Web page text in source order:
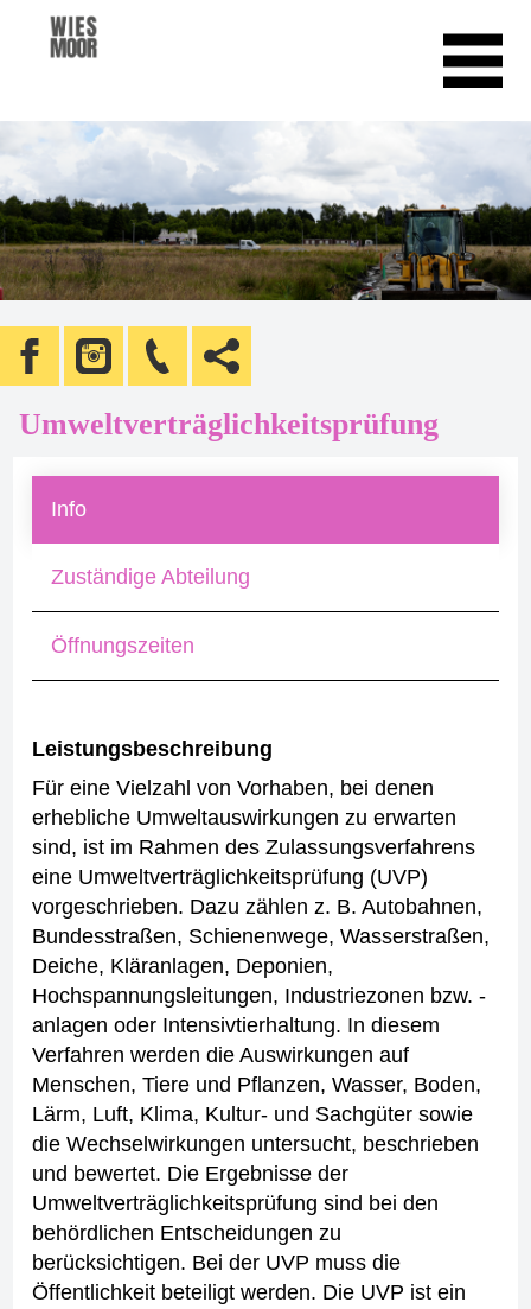
Umweltverträglichkeitsprüfung
Info
Zuständige Abteilung
Öffnungszeiten
Leistungsbeschreibung
Für eine Vielzahl von Vorhaben, bei denen
erhebliche Umweltauswirkungen zu erwarten
sind, ist im Rahmen des Zulassungsverfahrens
eine Umweltverträglichkeitsprüfung (UVP)
vorgeschrieben. Dazu zählen z. B. Autobahnen,
Bundesstraßen, Schienenwege, Wasserstraßen,
Deiche, Kläranlagen, Deponien,
Hochspannungsleitungen, Industriezonen bzw. -
anlagen oder Intensivtierhaltung. In diesem
Verfahren werden die Auswirkungen auf
Menschen, Tiere und Pflanzen, Wasser, Boden,
Lärm, Luft, Klima, Kultur- und Sachgüter sowie
die Wechselwirkungen untersucht, beschrieben
und bewertet. Die Ergebnisse der
Umweltverträglichkeitsprüfung sind bei den
behördlichen Entscheidungen zu
berücksichtigen. Bei der UVP muss die
Öffentlichkeit beteiligt werden. Die UVP ist ein